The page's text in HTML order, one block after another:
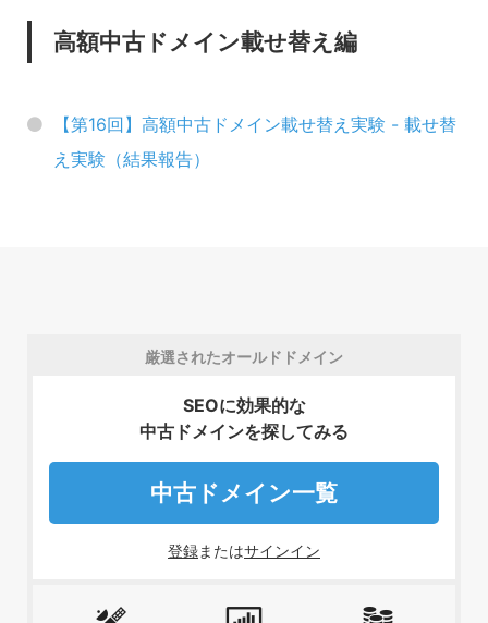
高額中古ドメイン載せ替え編
【第16回】高額中古ドメイン載せ替え実験 - 載せ替
え実験（結果報告）
厳選されたオールドドメイン
SEOに効果的な
中古ドメインを探してみる
中古ドメイン一覧
登録またはサインイン